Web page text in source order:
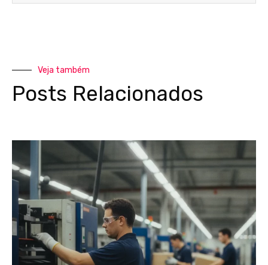
Veja também
Posts Relacionados